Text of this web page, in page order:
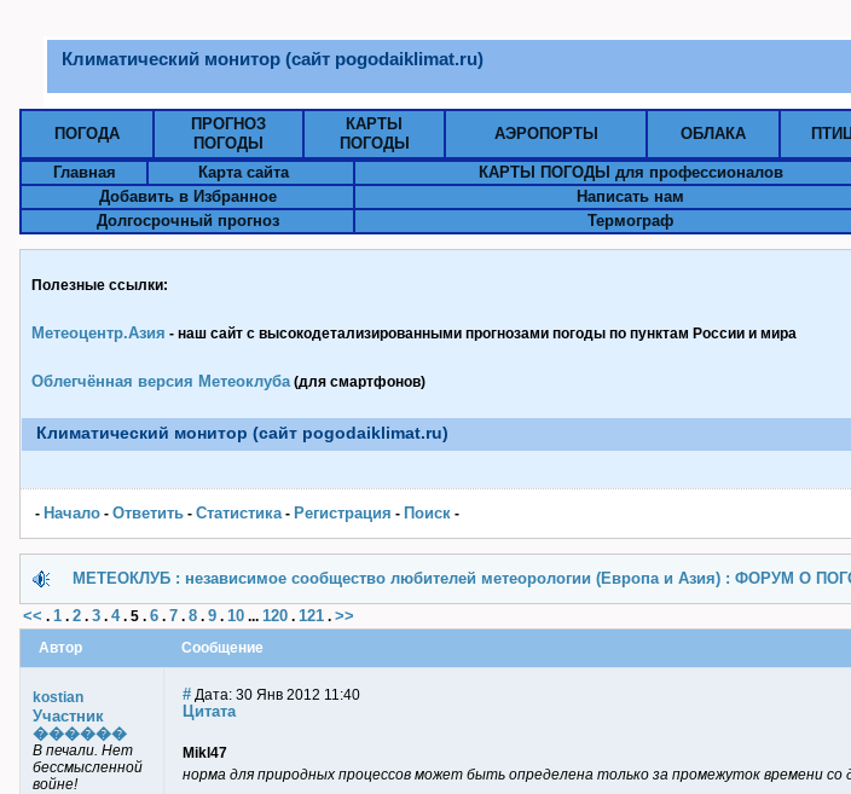
Климатический монитор (сайт pogodaiklimat.ru)
ПОГОДА
ПРОГНОЗ
ПОГОДЫ
КАРТЫ
ПОГОДЫ
АЭРОПОРТЫ ОБЛАКА
Главная
Карта сайта КАРТЫ ПОГОДЫ для профессионалов
Добавить в Избранное
Написать нам
Долгосрочный прогноз
Термограф
Полезные ссылки:
Метеоцентр.Азия - наш сайт с высокодетализированными прогнозами погоды по пунктам Pоссии и мира
Облегчённая версия Метеоклуба(для смартфонов)
Климатический монитор (сайт pogodaiklimat.ru)
- Начало - Ответить - Статистика- Pегистрация - Поиск -
МЕТЕОКЛУБ : независимое сообщество любителей метеорологии (Европа и Азия) : ФОРУМ О
<< . 1 . 2 . 3 . 4. 5 . 6 . 7 . 8 . 9 . 10 ... 120 . 121 . >>
Автор Сообщение
kostian
Участник
������
В печали. Нет
бессмысленной
войне!
# Дата: 30 Янв 2012 11:40
Цитата
Mikl47
норма для природных процессов может быть определена только за промежуток времени